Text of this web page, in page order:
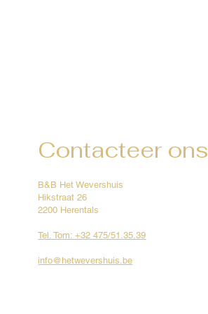
Contacteer ons
B&B Het Wevershuis
Hikstraat 26
2200 Herentals
Tel. Tom: +32 475/51.35.39
info@hetwevershuis.be